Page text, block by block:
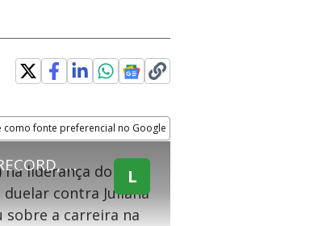
como fonte preferencial no Google
Juliana Kelling relembra participações em novelas da RECORD, mas perde duelo para Amin Khader
L
liderança do
contra Juliana
sobre a carreira na